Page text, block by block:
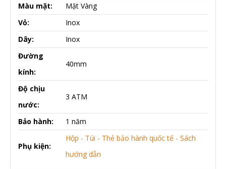
Màu mặt:
Mặt Vàng
Vỏ:
Inox
Dây:
Inox
Đường
kính:
40mm
Độ chịu
nước:
3 ATM
Bảo hành: 1 năm
Phụ kiện:
Hộp - Túi - Thẻ bảo hành quốc tế - Sách
hướng dẫn